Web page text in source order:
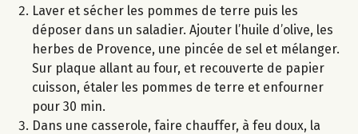
Laver et sécher les pommes de terre puis les
déposer dans un saladier. Ajouter l’huile d’olive, les
herbes de Provence, une pincée de sel et mélanger.
Sur plaque allant au four, et recouverte de papier
cuisson, étaler les pommes de terre et enfourner
pour 30 min.
Dans une casserole, faire chauffer, à feu doux, la